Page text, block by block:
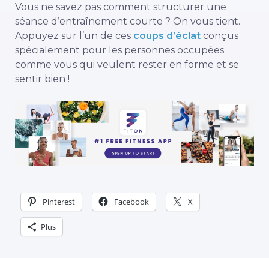
Vous ne savez pas comment structurer une
séance d’entraînement courte ? On vous tient.
Appuyez sur l’un de ces coups d’éclat conçus
spécialement pour les personnes occupées
comme vous qui veulent rester en forme et se
sentir bien !
Pinterest Facebook X
Plus